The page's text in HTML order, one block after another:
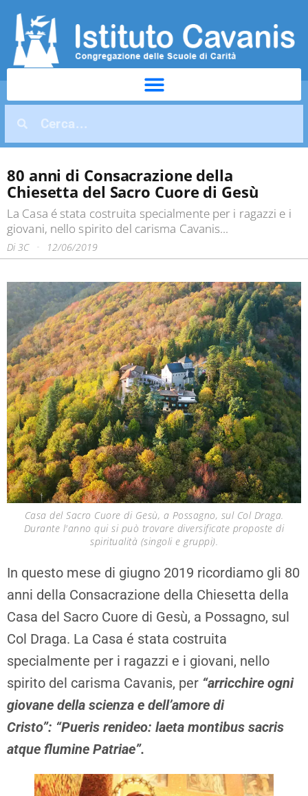
80 anni di Consacrazione della
Chiesetta del Sacro Cuore di Gesù
La Casa é stata costruita specialmente per i ragazzi e i
giovani, nello spirito del carisma Cavanis...
Di 3C 12/06/2019
Casa del Sacro Cuore di Gesù, a Possagno, sul Col Draga.
Durante l'anno qui si può trovare diversificate proposte di
spiritualità (singoli e gruppi).
In questo mese di giugno 2019 ricordiamo gli 80
anni della Consacrazione della Chiesetta della
Casa del Sacro Cuore di Gesù, a Possagno, sul
Col Draga. La Casa é stata costruita
specialmente per i ragazzi e i giovani, nello
spirito del carisma Cavanis, per “arricchire ogni
giovane della scienza e dell’amore di
Cristo”: “Pueris renideo: laeta montibus sacris
atque flumine Patriae”.